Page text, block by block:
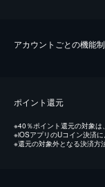
アカウントごとの機能
ポイント還元
※40％ポイント還元の対象は
※iOSアプリのUコイン決済
※還元の対象外となる決済方